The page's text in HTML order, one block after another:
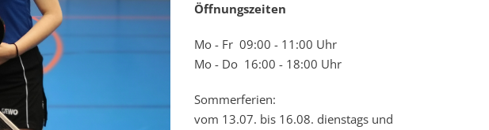
Öffnungszeiten
Mo - Fr 09:00 - 11:00 Uhr
Mo - Do 16:00 - 18:00 Uhr
Sommerferien:
vom 13.07. bis 16.08. dienstags und